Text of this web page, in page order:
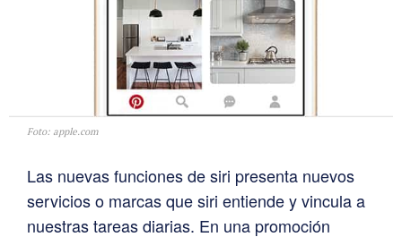
Foto: apple.com
Las nuevas funciones de siri presenta nuevos
servicios o marcas que siri entiende y vincula a
nuestras tareas diarias. En una promoción